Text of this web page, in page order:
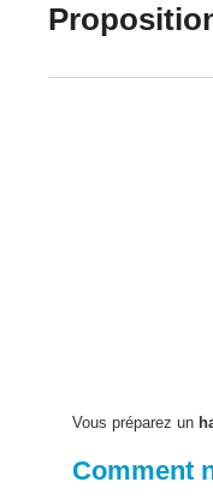
Vous préparez un
Comment